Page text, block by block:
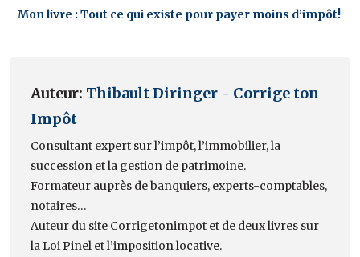
Mon livre : Tout ce qui existe pour payer moins d’impôt!
Auteur: Thibault Diringer - Corrige ton
Impôt
Consultant expert sur l’impôt, l’immobilier, la
succession et la gestion de patrimoine.
Formateur auprès de banquiers, experts-comptables,
notaires…
Auteur du site Corrigetonimpot et de deux livres sur
la Loi Pinel et l’imposition locative.